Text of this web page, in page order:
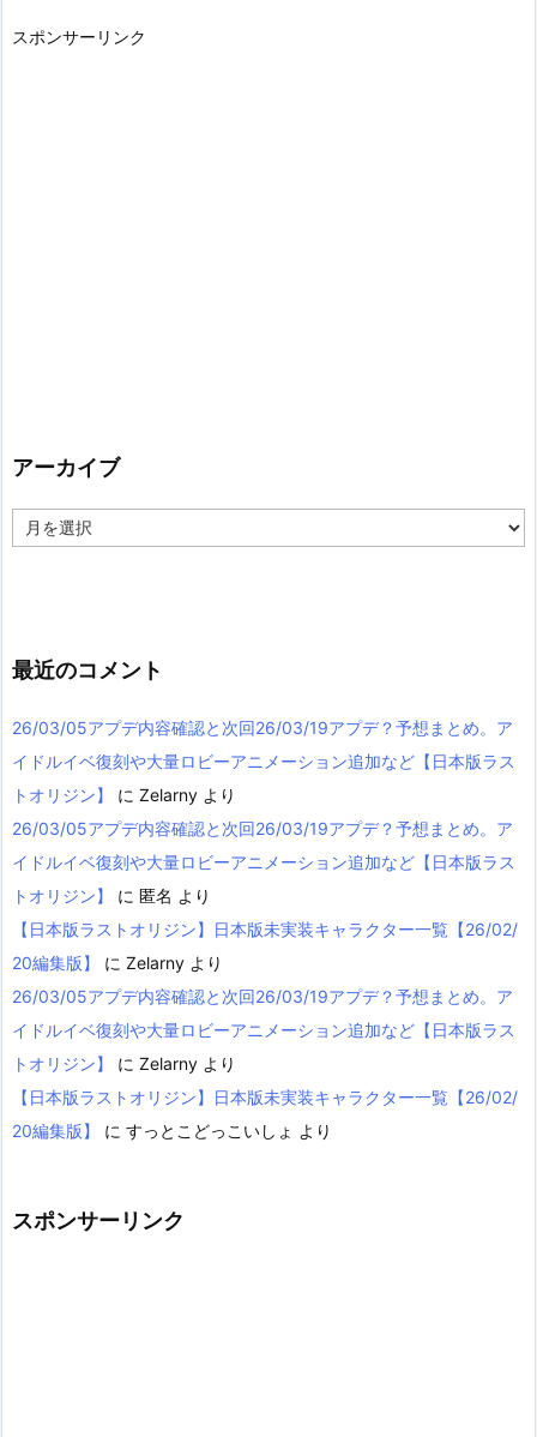
スポンサーリンク
アーカイブ
ー
最近のコメント
26/03/05アプデ内容確認と次回26/03/19アプデ？予想まとめ。ア
イドルイベ復刻や大量ロビーアニメーション追加など【日本版ラス
トオリジン】
に Zelarny より
26/03/05アプデ内容確認と次回26/03/19アプデ？予想まとめ。ア
イドルイベ復刻や大量ロビーアニメーション追加など【日本版ラス
トオリジン】
に 匿名 より
【日本版ラストオリジン】日本版未実装キャラクター一覧【26/02/
20編集版】
に Zelarny より
26/03/05アプデ内容確認と次回26/03/19アプデ？予想まとめ。ア
イドルイベ復刻や大量ロビーアニメーション追加など【日本版ラス
トオリジン】
に Zelarny より
【日本版ラストオリジン】日本版未実装キャラクター一覧【26/02/
20編集版】
に すっとこどっこいしょ より
スポンサーリンク